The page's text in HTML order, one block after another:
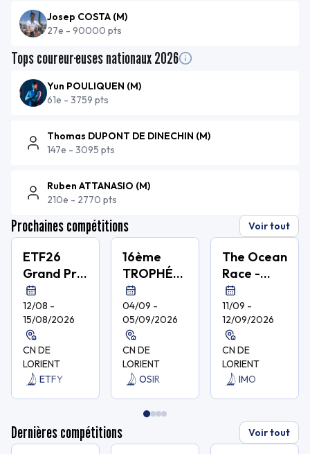
Josep COSTA (M)
27e - 90000 pts
Tops coureur·euses nationaux2026
Yun POULIQUEN (M)
61e - 3759 pts
Thomas DUPONT DE DINECHIN (M)
147e - 3095 pts
Ruben ATTANASIO (M)
210e - 2770 pts
Prochaines compétitions Voir tout
ETF26
Grand Prix
de Lorient
12/08 -
15/08/2026
CN DE
LORIENT
ETFY
16ème
TROPHÉE
MER DU
CLUB 41
04/09 -
05/09/2026
CN DE
LORIENT
OSIR
The Ocean
Race -
Runs
11/09 -
12/09/2026
CN DE
LORIENT
IMO
Dernières compétitions Voir tout